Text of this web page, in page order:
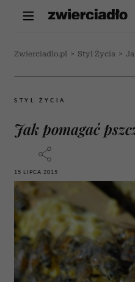
Zwierciadlo.pl > Styl Życia >
STYL ŻYCIA
Jak pomagać
15 LIPCA 2015